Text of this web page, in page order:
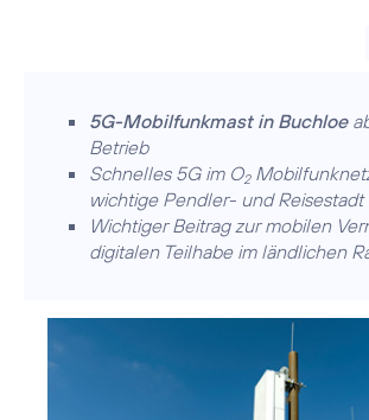
5G-Mobilfunkmast in Buchloe
Betrieb
Schnelles 5G im O2
wichtige Pendler- und Reisestadt
Wichtiger Beitrag zur mobilen
digitalen Teilhabe im ländlichen